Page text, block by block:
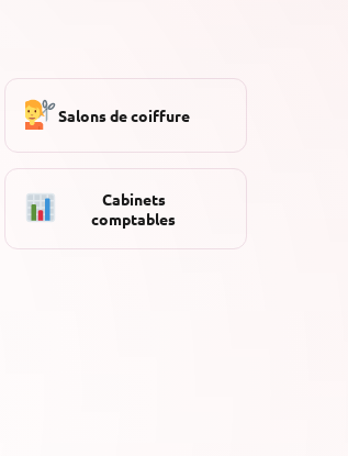
Salons de coiffure
Cabinets
comptables